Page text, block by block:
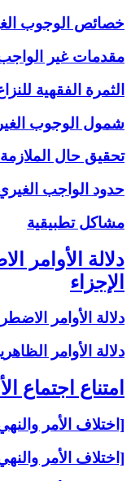
خصائص الوجوب
مقدمات غير
الثمرة الفقهية
شمول الوجوب
تحقيق حال الملازمة
حدود الواجب
مشاكل تطبيقية
دلالة الأوامر
الإجزاء
دلالة الأوامر
دلالة الأوامر
امتناع اجتماع
[اختلاف الأمر
[اختلاف الأمر